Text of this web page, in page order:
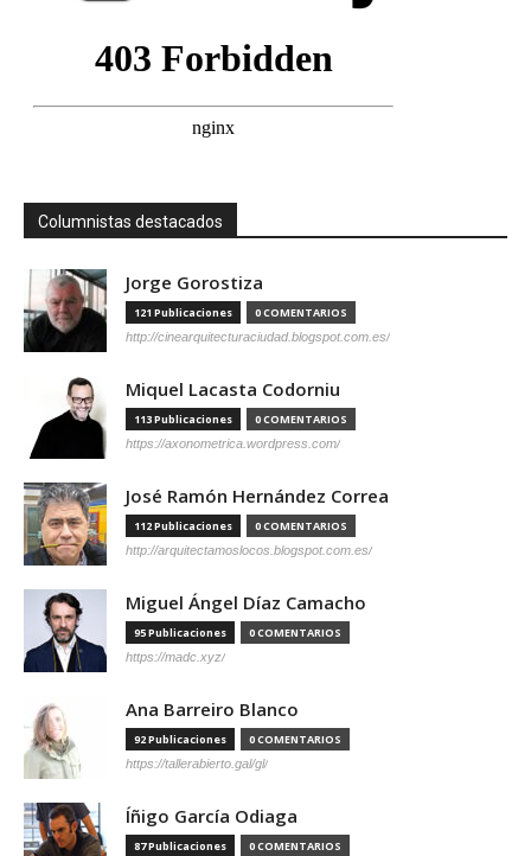
Columnistas destacados
Jorge Gorostiza
121 Publicaciones 0 COMENTARIOS
http://cinearquitecturaciudad.blogspot.com.es/
Miquel Lacasta Codorniu
113 Publicaciones 0 COMENTARIOS
https://axonometrica.wordpress.com/
José Ramón Hernández Correa
112 Publicaciones 0 COMENTARIOS
http://arquitectamoslocos.blogspot.com.es/
Miguel Ángel Díaz Camacho
95 Publicaciones 0 COMENTARIOS
https://madc.xyz/
Ana Barreiro Blanco
92 Publicaciones 0 COMENTARIOS
https://tallerabierto.gal/gl/
Íñigo García Odiaga
87 Publicaciones 0 COMENTARIOS